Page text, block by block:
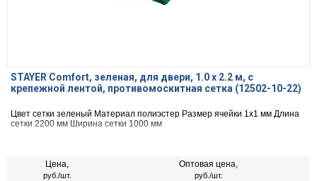
STAYER Comfort, зеленая, для двери, 1.0 х 2.2 м, с
крепежной лентой, противомоскитная сетка (12502-10-22)
Цвет сетки зеленый Материал полиэстер Размер ячейки 1х1 мм Длина
сетки 2200 мм Ширина сетки 1000 мм
Цена,
руб./шт.
Оптовая цена,
руб./шт.